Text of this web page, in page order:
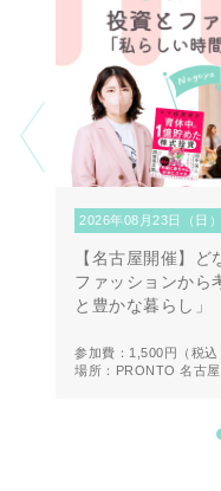
2026年08月23日（日）
【名古屋開催】
ファッションから
と豊かな暮らし」
参加費：1,500円 （税込
場所：PRONTO 名古